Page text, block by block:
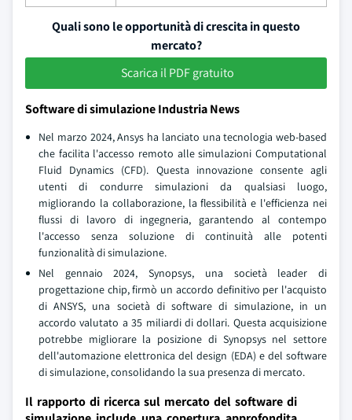
Quali sono le opportunità di crescita in questo
mercato?
Scarica il PDF gratuito
Software di simulazione Industria News
Nel marzo 2024, Ansys ha lanciato una tecnologia web-based
che facilita l'accesso remoto alle simulazioni Computational
Fluid Dynamics (CFD). Questa innovazione consente agli
utenti di condurre simulazioni da qualsiasi luogo,
migliorando la collaborazione, la flessibilità e l'efficienza nei
flussi di lavoro di ingegneria, garantendo al contempo
l'accesso senza soluzione di continuità alle potenti
funzionalità di simulazione.
Nel gennaio 2024, Synopsys, una società leader di
progettazione chip, firmò un accordo definitivo per l'acquisto
di ANSYS, una società di software di simulazione, in un
accordo valutato a 35 miliardi di dollari. Questa acquisizione
potrebbe migliorare la posizione di Synopsys nel settore
dell'automazione elettronica del design (EDA) e del software
di simulazione, consolidando la sua presenza di mercato.
Il rapporto di ricerca sul mercato del software di